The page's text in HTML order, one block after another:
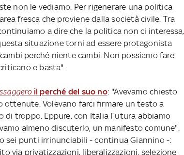
non le vediamo. Per rigenerare una politica
fresca che proviene dalla società civile. Tra
a dire che la politica non ci interessa,
situazione torni ad essere protagonista
perché niente cambi. Non possiamo fare
e basta".
il perché del suo no: "Avevamo chiesto
ottenute. Volevano farci firmare un testo a
di troppo. Eppure, con Italia Futura abbiamo
almeno discuterlo, un manifesto comune".
sei punti irrinunciabili - continua Giannino -:
via privatizzazioni, liberalizzazioni, selezione